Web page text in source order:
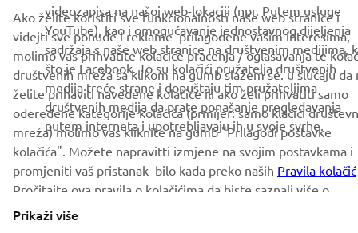
Bosnia (Croatian)
© Copyright - 2026 Yamaha Motor Europe N.V. - All Rights
Reserved
Privacy PolicyCookiesLegal statement
videozapisa na našoj web-lokaciji (npr. Putem usluge
YouTube), kao i omogućavanje jednostavnog dijeljenja
sadržaja s naše web stranice na društvenim medijima,
što je Facebook. To su kolačići pružatelja društvenih
medija treće strane i dopuštaju tim pružateljima
društvenih medija da prate ponašanje pregledavanja
putem interneta i upotrebljavaju ih u svoje svrhe.
Ako želite koristiti sve funkcionalnosti naše web stranice i
videjti sve ponude i reklame prilagođene vašim interesima,
molimo vas prihvatite kolačiće praćenja / oglašavanja te
društvenih mreža sa klikom na gumb slažem se. u slučaju da
želite prihaviti navedene kolačiće ili ako želi prihvatiti samo
odeređene kategorije kolačića (prmijer: samo klačići
mreža) molimo vas kliknite na gumb "Prilagodi postavke
kolačića". Možete napravitti izmjene na svojim postavkama i
promjeniti vaš pristanak bilo kada preko naših Pravila
Pročitajte ova pravila o kolačićima da biste saznali više o
kolačićima koje upotrebljavamo i kako ih upotrebljavamo.
Prikaži više